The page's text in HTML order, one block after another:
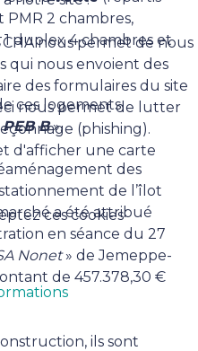
PMR 2 chambres,
duplex 4 chambres et
ces logements
PEB B».
des
de l’îlot
a été attribué
en séance du 27
Nonet» de Jemeppe-
de 457.378,30 €
ils sont
nous permet de nous
qui nous envoient des
des formulaires du site
nous permet de lutter
(phishing).
d'afficher une carte
ces cookies